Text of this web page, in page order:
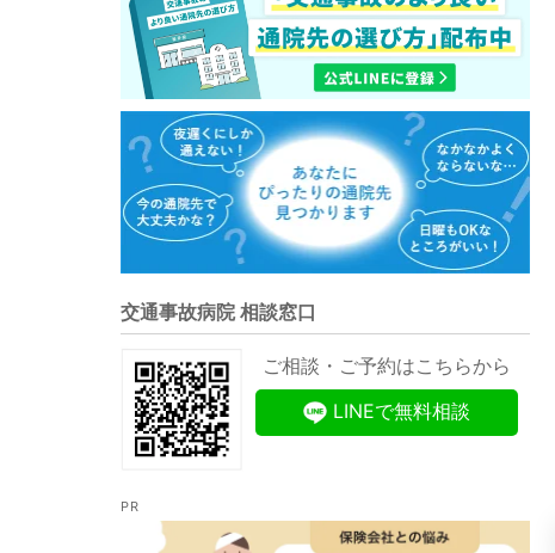
交通事故病院 相談窓口
ご相談・ご予約はこちらから
LINEで無料相談